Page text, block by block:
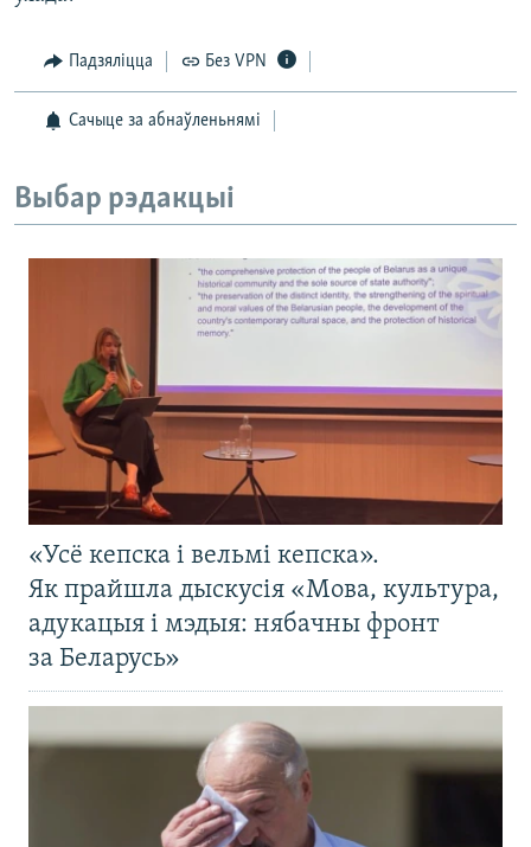
Падзяліцца Без VPN
Сачыце за абнаўленьнямі
Выбар рэдакцыі
«Усё кепска і вельмі кепска».
Як прайшла дыскусія «Мова, культура,
адукацыя і мэдыя: нябачны фронт
за Беларусь»